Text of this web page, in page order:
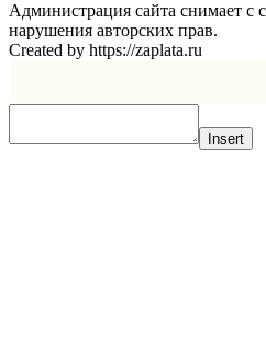
Администрация сайта снимает с
нарушения авторских прав.
Created by https://zaplata.ru
Insert